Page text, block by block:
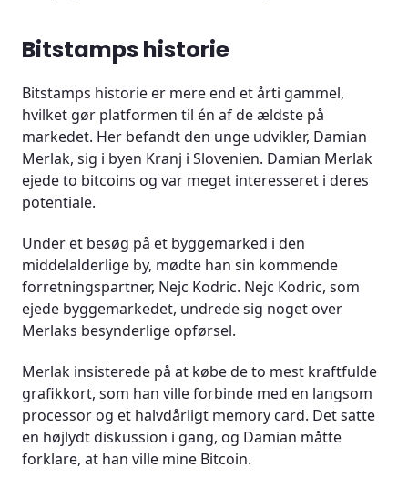
Bitstamps historie
Bitstamps historie er mere end et årti gammel,
hvilket gør platformen til én af de ældste på
markedet. Her befandt den unge udvikler, Damian
Merlak, sig i byen Kranj i Slovenien. Damian Merlak
ejede to bitcoins og var meget interesseret i deres
potentiale.
Under et besøg på et byggemarked i den
middelalderlige by, mødte han sin kommende
forretningspartner, Nejc Kodric. Nejc Kodric, som
ejede byggemarkedet, undrede sig noget over
Merlaks besynderlige opførsel.
Merlak insisterede på at købe de to mest kraftfulde
grafikkort, som han ville forbinde med en langsom
processor og et halvdårligt memory card. Det satte
en højlydt diskussion i gang, og Damian måtte
forklare, at han ville mine Bitcoin.